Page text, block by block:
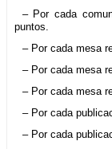
– Por cada
puntos.
– Por cada mesa
– Por cada mesa
– Por cada mesa
– Por cada
– Por cada